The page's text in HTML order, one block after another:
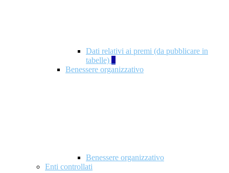
Dati relativi ai premi (da pubblicare in
tabelle) 5
Benessere organizzativo
Benessere organizzativo
Enti controllati